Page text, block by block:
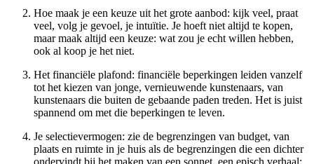
Hoe maak je een keuze uit het grote aanbod: kijk veel, praat
veel, volg je gevoel, je intuïtie. Je hoeft niet altijd te kopen,
maar maak altijd een keuze: wat zou je echt willen hebben,
ook al koop je het niet.
Het financiële plafond: financiële beperkingen leiden vanzelf
tot het kiezen van jonge, vernieuwende kunstenaars, van
kunstenaars die buiten de gebaande paden treden. Het is juist
spannend om met die beperkingen te leven.
Je selectievermogen: zie de begrenzingen van budget, van
plaats en ruimte in je huis als de begrenzingen die een dichter